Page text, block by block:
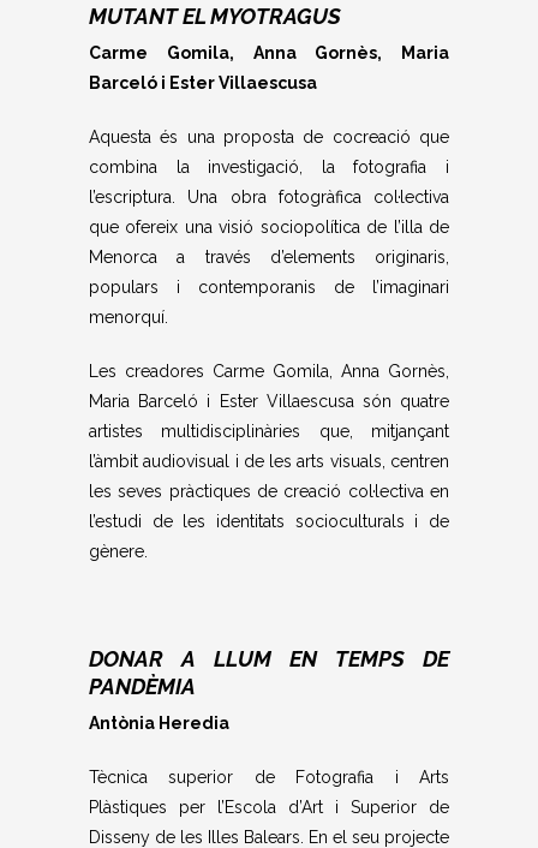
MUTANT EL MYOTRAGUS
Carme Gomila, Anna Gornès, Maria
Barceló i Ester Villaescusa
Aquesta és una proposta de cocreació que
combina la investigació, la fotografia i
l’escriptura. Una obra fotogràfica col·lectiva
que ofereix una visió sociopolítica de l’illa de
Menorca a través d’elements originaris,
populars i contemporanis de l’imaginari
menorquí.
Les creadores Carme Gomila, Anna Gornès,
Maria Barceló i Ester Villaescusa són quatre
artistes multidisciplinàries que, mitjançant
l’àmbit audiovisual i de les arts visuals, centren
les seves pràctiques de creació col·lectiva en
l’estudi de les identitats socioculturals i de
gènere.
DONAR A LLUM EN TEMPS DE
PANDÈMIA
Antònia Heredia
Tècnica superior de Fotografia i Arts
Plàstiques per l’Escola d’Art i Superior de
Disseny de les Illes Balears. En el seu projecte